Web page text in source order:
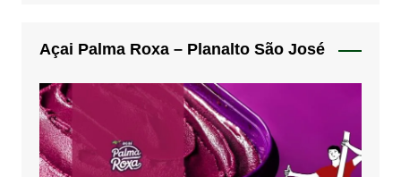
Açai Palma Roxa – Planalto São José